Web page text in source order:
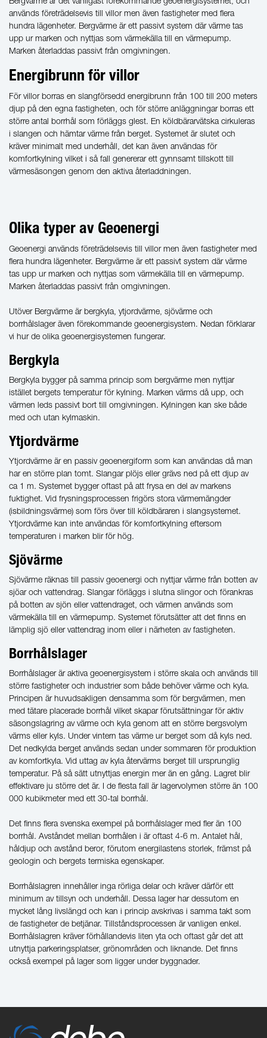
Bergvärme är det vanligast förekommande geoenergisystemet, och
används företrädelsevis till villor men även fastigheter med flera
hundra lägenheter. Bergvärme är ett passivt system där värme tas
upp ur marken och nyttjas som värmekälla till en värmepump.
Marken återladdas passivt från omgivningen.
Energibrunn för villor
För villor borras en slangförsedd energibrunn från 100 till 200 meters
djup på den egna fastigheten, och för större anläggningar borras ett
större antal borrhål som förläggs glest. En köldbärarvätska cirkuleras
i slangen och hämtar värme från berget. Systemet är slutet och
kräver minimalt med underhåll, det kan även användas för
komfortkylning vilket i så fall genererar ett gynnsamt tillskott till
värmesäsongen genom den aktiva återladdningen.
Olika typer av Geoenergi
Geoenergi används företrädelsevis till villor men även fastigheter med
flera hundra lägenheter. Bergvärme är ett passivt system där värme
tas upp ur marken och nyttjas som värmekälla till en värmepump.
Marken återladdas passivt från omgivningen.
Utöver Bergvärme är bergkyla, ytjordvärme, sjövärme och
borrhålslager även förekommande geoenergisystem. Nedan förklarar
vi hur de olika geoenergisystemen fungerar.
Bergkyla
Bergkyla bygger på samma princip som bergvärme men nyttjar
istället bergets temperatur för kylning. Marken värms då upp, och
värmen leds passivt bort till omgivningen. Kylningen kan ske både
med och utan kylmaskin.
Ytjordvärme
Ytjordvärme är en passiv geoenergiform som kan användas då man
har en större plan tomt. Slangar plöjs eller grävs ned på ett djup av
ca 1 m. Systemet bygger oftast på att frysa en del av markens
fuktighet. Vid frysningsprocessen frigörs stora värmemängder
(isbildningsvärme) som förs över till köldbäraren i slangsystemet.
Ytjordvärme kan inte användas för komfortkylning eftersom
temperaturen i marken blir för hög.
Sjövärme
Sjövärme räknas till passiv geoenergi och nyttjar värme från botten av
sjöar och vattendrag. Slangar förläggs i slutna slingor och förankras
på botten av sjön eller vattendraget, och värmen används som
värmekälla till en värmepump. Systemet förutsätter att det finns en
lämplig sjö eller vattendrag inom eller i närheten av fastigheten.
Borrhålslager
Borrhålslager är aktiva geoenergisystem i större skala och används till
större fastigheter och industrier som både behöver värme och kyla.
Principen är huvudsakligen densamma som för bergvärmen, men
med tätare placerade borrhål vilket skapar förutsättningar för aktiv
säsongslagring av värme och kyla genom att en större bergsvolym
värms eller kyls. Under vintern tas värme ur berget som då kyls ned.
Det nedkylda berget används sedan under sommaren för produktion
av komfortkyla. Vid uttag av kyla återvärms berget till ursprunglig
temperatur. På så sätt utnyttjas energin mer än en gång. Lagret blir
effektivare ju större det är. I de flesta fall är lagervolymen större än 100
000 kubikmeter med ett 30-tal borrhål.
Det finns flera svenska exempel på borrhålslager med fler än 100
borrhål. Avståndet mellan borrhålen i är oftast 4-6 m. Antalet hål,
håldjup och avstånd beror, förutom energilastens storlek, främst på
geologin och bergets termiska egenskaper.
Borrhålslagren innehåller inga rörliga delar och kräver därför ett
minimum av tillsyn och underhåll. Dessa lager har dessutom en
mycket lång livslängd och kan i princip avskrivas i samma takt som
de fastigheter de betjänar. Tillståndsprocessen är vanligen enkel.
Borrhålslagren kräver förhållandevis liten yta och oftast går det att
utnyttja parkeringsplatser, grönområden och liknande. Det finns
också exempel på lager som ligger under byggnader.